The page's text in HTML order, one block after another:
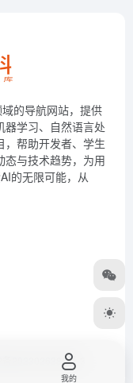
的导航网站，提供
器学习、自然语言处
，帮助开发者、学生
态与技术趋势，为用
的无限可能，从
备2023026385号-3
我的